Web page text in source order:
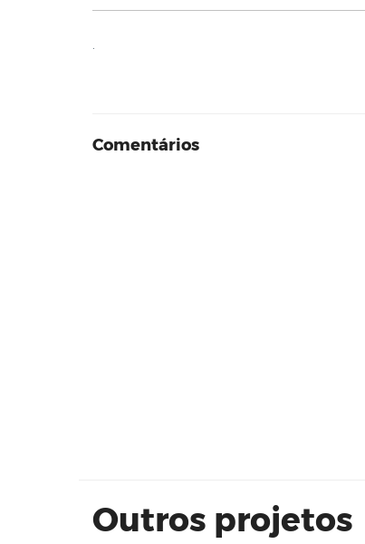
Comentários
Outros projetos